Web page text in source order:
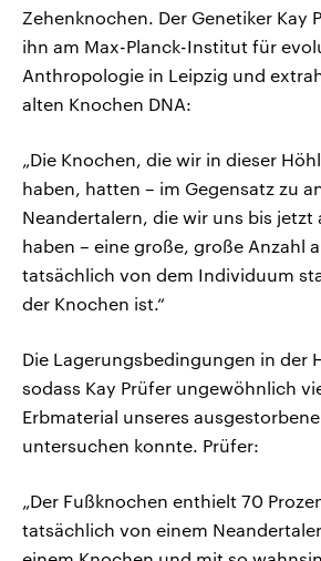
Zehenknochen. Der Genetiker Kay
ihn am Max-Planck-Institut für
Anthropologie in Leipzig und
alten Knochen DNA:
„Die Knochen, die wir in dieser
haben, hatten – im Gegensatz zu
Neandertalern, die wir uns bis jetzt
haben – eine große, große Anzahl
tatsächlich von dem Individuum
der Knochen ist.“
Die Lagerungsbedingungen in der
sodass Kay Prüfer ungewöhnlich
Erbmaterial unseres
untersuchen konnte. Prüfer:
„Der Fußknochen enthielt 70
tatsächlich von einem